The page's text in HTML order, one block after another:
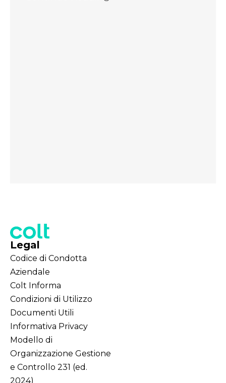
Legal
Codice di Condotta
Aziendale
Colt Informa
Condizioni di Utilizzo
Documenti Utili
Informativa Privacy
Modello di
Organizzazione Gestione
e Controllo 231 (ed.
2024)